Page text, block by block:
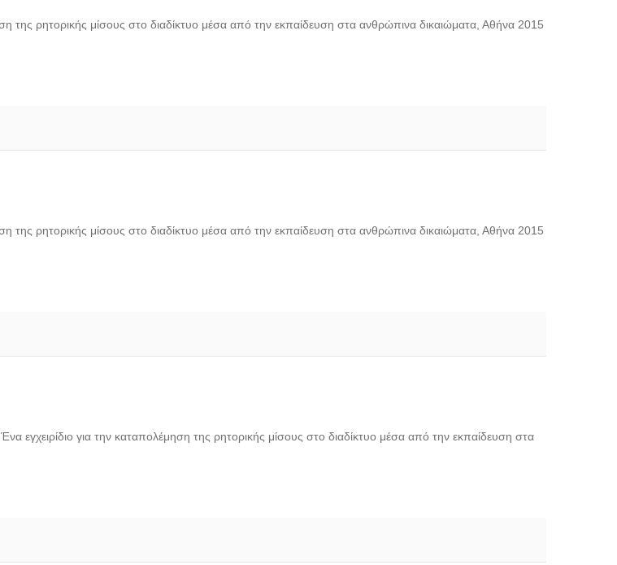
της ρητορικής μίσους στο διαδίκτυο μέσα από την εκπαίδευση στα ανθρώπινα δικαιώματα, Αθήνα 2015
της ρητορικής μίσους στο διαδίκτυο μέσα από την εκπαίδευση στα ανθρώπινα δικαιώματα, Αθήνα 2015
για την καταπολέμηση της ρητορικής μίσους στο διαδίκτυο μέσα από την εκπαίδευση στα